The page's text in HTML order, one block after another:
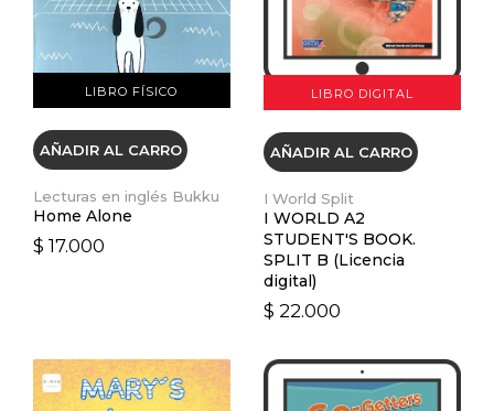
LIBRO FÍSICO
AÑADIR AL CARRO
Lecturas en inglés Bukku
Home Alone
$ 17.000
LIBRO DIGITAL
AÑADIR AL CARRO
I World Split
I WORLD A2
STUDENT'S BOOK.
SPLIT B (Licencia
digital)
$ 22.000